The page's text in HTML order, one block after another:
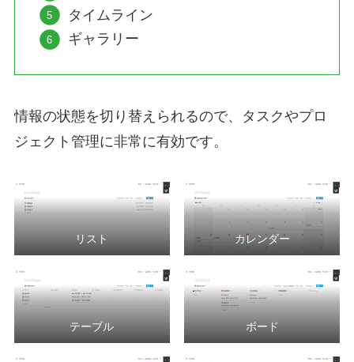
タイムライン
ギャラリー
情報の状態を切り替えられるので、タスクやプロ
ジェクト管理に非常に有効です。
リスト カレンダー
テーブル ボード